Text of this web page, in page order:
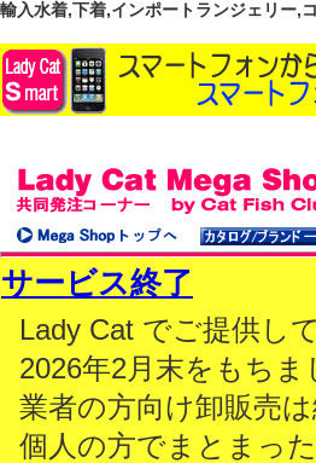
輸入水着,下着,インポートランジェリー,
サービス終了
Lady Cat でご提供し
2026年2月末をもち
業者の方向け卸販売
個人の方でまとまっ